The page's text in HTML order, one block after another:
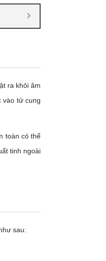
ra khỏi âm
vào tử cung
toàn có thể
tinh ngoài
sau: